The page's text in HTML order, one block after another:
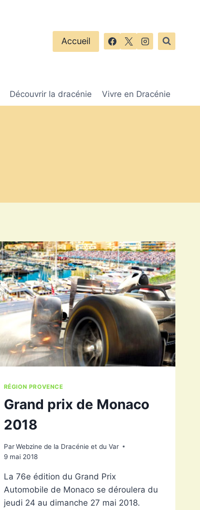
Accueil
Découvrir la dracénie Vivre en Dracénie
RÉGION PROVENCE
Grand prix de Monaco
2018
Par Webzine de la Dracénie et du Var
9 mai 2018
La 76e édition du Grand Prix
Automobile de Monaco se déroulera du
jeudi 24 au dimanche 27 mai 2018.